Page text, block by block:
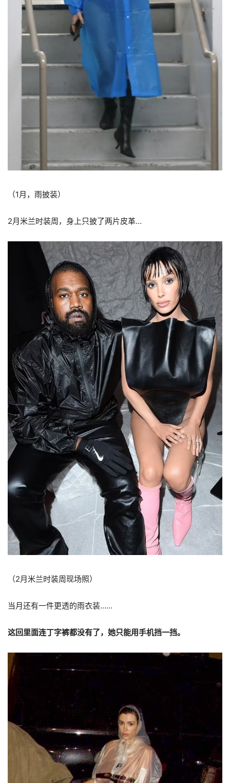
（1月，雨披装）
2月米兰时装周，身上只披了两片皮革…
（2月米兰时装周现场照）
当月还有一件更透的雨衣装……
这回里面连丁字裤都没有了，她只能用手机挡一挡。